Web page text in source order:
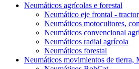
Neumáticos agrícolas e forestal
Neumático eje frontal -
Neumáticos motocultores,
Neumáticos convencional
Neumáticos radial agrícola
Neumáticos forestal
Neumáticos movimientos de tierra,